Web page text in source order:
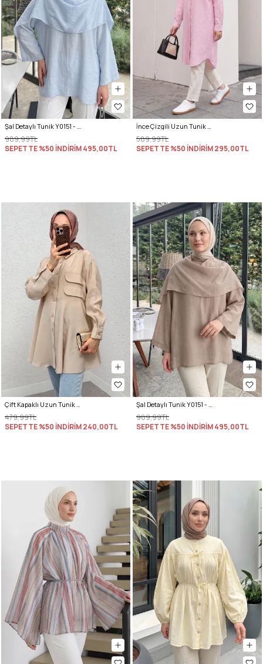
Şal Detaylı Tunik Y0151 - BEBE MAVİSİ
989,99TL
SEPETTE %50 İNDİRİM495,00TL
İnce Çizgili Uzun Tunik 3131 - AÇIK PEMBE
589,99TL
SEPETTE %50 İNDİRİM295,00TL
Çift Kapaklı Uzun Tunik 2277 - BEJ
479,99TL
SEPETTE %50 İNDİRİM240,00TL
Şal Detaylı Tunik Y0151 - VİZON
989,99TL
SEPETTE %50 İNDİRİM495,00TL